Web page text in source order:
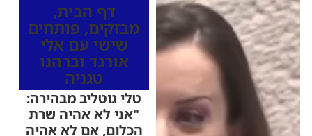
דף הבית,
מבזקים, פותחים
שישי עם אלי
אורגד וברהנו
טגניה
טלי גוטליב מבהירה:
"אני לא אהיה שרת
הכלום, אם לא אהיה